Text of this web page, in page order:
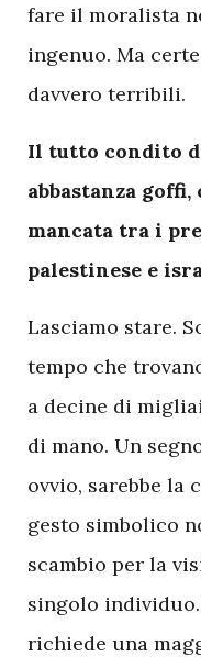
fare il moralista
ingenuo. Ma
davvero terribili.
Il tutto condito
abbastanza
mancata tra i
palestinese e
Lasciamo stare.
tempo che
a decine di
di mano. Un
ovvio, sarebbe la
gesto simbolico
scambio per la
singolo individuo.
richiede una